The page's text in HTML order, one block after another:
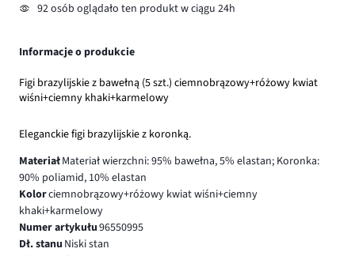
92 osób oglądało ten produkt w ciągu 24h
Informacje o produkcie
Figi brazylijskie z bawełną (5 szt.) ciemnobrązowy+różowy kwiat
wiśni+ciemny khaki+karmelowy
Eleganckie figi brazylijskie z koronką.
MateriałMateriał wierzchni: 95% bawełna, 5% elastan; Koronka:
90% poliamid, 10% elastan
Kolorciemnobrązowy+różowy kwiat wiśni+ciemny
khaki+karmelowy
Numer artykułu96550995
Dł. stanu Niski stan